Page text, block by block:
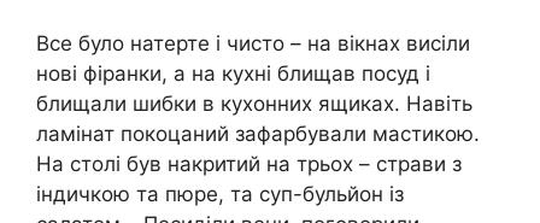
Все було натерте і чисто – на вікнах висіли
нові фіранки, а на кухні блищав посуд і
блищали шибки в кухонних ящиках. Навіть
ламінат покоцаний зафарбували мастикою.
На столі був накритий на трьох – страви з
індичкою та пюре, та суп-бульйон із